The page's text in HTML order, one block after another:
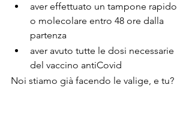
aver effettuato un tampone rapido
o molecolare entro 48 ore dalla
partenza
aver avuto tutte le dosi necessarie
del vaccino antiCovid
Noi stiamo già facendo le valige, e tu?